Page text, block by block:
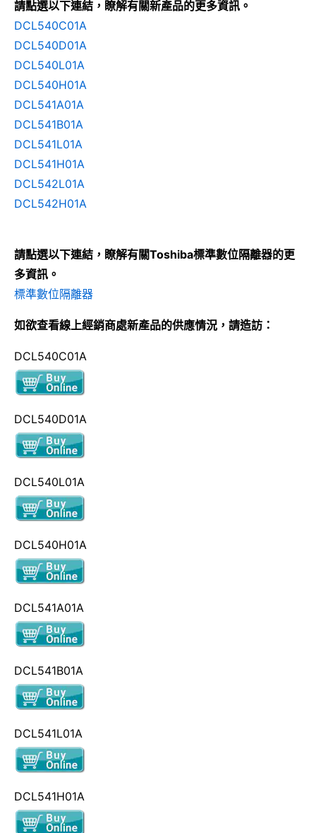
請點選以下連結，瞭解有關新產品的更多資訊。
DCL540C01A
DCL540D01A
DCL540L01A
DCL540H01A
DCL541A01A
DCL541B01A
DCL541L01A
DCL541H01A
DCL542L01A
DCL542H01A
請點選以下連結，瞭解有關Toshiba標準數位隔離器的更
多資訊。
標準數位隔離器
如欲查看線上經銷商處新產品的供應情況，請造訪：
DCL540C01A
DCL540D01A
DCL540L01A
DCL540H01A
DCL541A01A
DCL541B01A
DCL541L01A
DCL541H01A